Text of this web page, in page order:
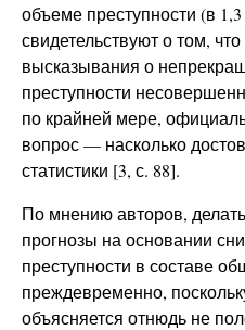
объеме преступности (в
свидетельствуют о том,
высказывания о
преступности
по крайней мере,
вопрос — насколько
статистики [3, с. 88].
По мнению авторов,
прогнозы на основании
преступности в составе
преждевременно,
объясняется отнюдь не